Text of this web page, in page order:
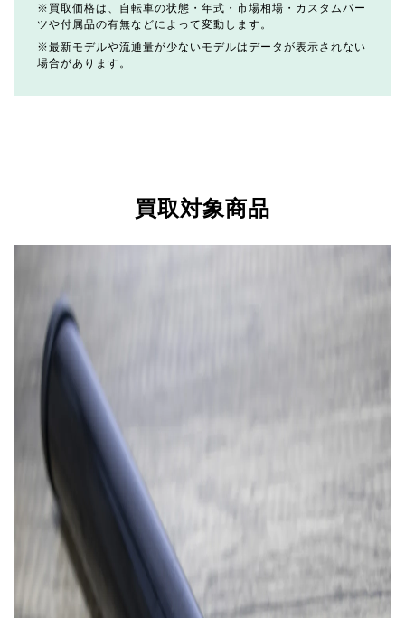
買取価格は、自転車の状態・年式・市場相場・カスタムパー
ツや付属品の有無などによって変動します。
最新モデルや流通量が少ないモデルはデータが表示されない
場合があります。
買取対象商品